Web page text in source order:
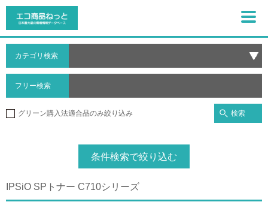
カテゴリ検索
フリー検索
グリーン購入法適合品のみ絞り込み 検索
条件検索で絞り込む
IPSiO SPトナー C710シリーズ